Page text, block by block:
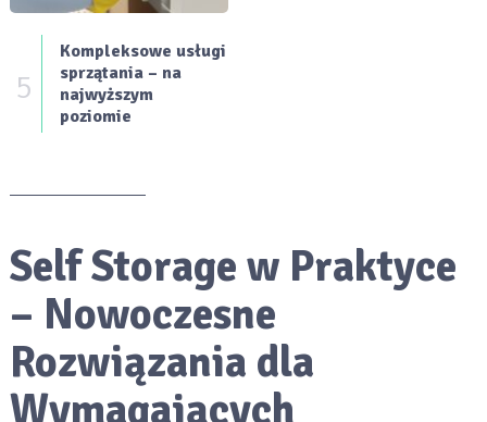
5
Kompleksowe usługi
sprzątania – na
najwyższym
poziomie
Self Storage w Praktyce
– Nowoczesne
Rozwiązania dla
Wymagających